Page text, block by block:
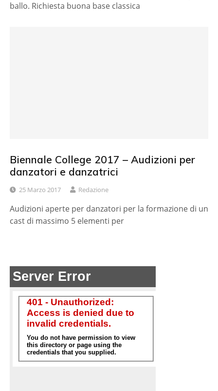
ballo. Richiesta buona base classica
Biennale College 2017 – Audizioni per
danzatori e danzatrici
25 Marzo 2017 Redazione
Audizioni aperte per danzatori per la formazione di un
cast di massimo 5 elementi per